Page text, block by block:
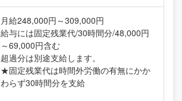
月給248,000円～309,000円
給与には固定残業代/30時間分/48,000円
～69,000円含む
超過分は別途支給します。
★固定残業代は時間外労働の有無にかか
わらず30時間分を支給